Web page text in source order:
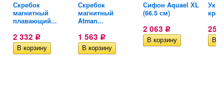
Скребок
магнитный
плавающий...
2 332 Р
Скребок
магнитный
Atman...
1 563 Р
Сифон Aquael ХL
(66.5 см)
2 063 Р 256